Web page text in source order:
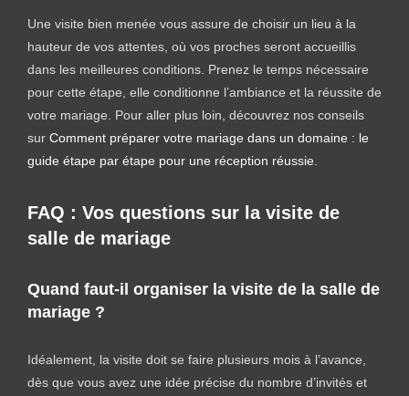
Une visite bien menée vous assure de choisir un lieu à la
hauteur de vos attentes, où vos proches seront accueillis
dans les meilleures conditions. Prenez le temps nécessaire
pour cette étape, elle conditionne l’ambiance et la réussite de
votre mariage. Pour aller plus loin, découvrez nos conseils
sur Comment préparer votre mariage dans un domaine : le
guide étape par étape pour une réception réussie
FAQ : Vos questions sur la visite de
salle de mariage
Quand faut-il organiser la visite de la salle de
mariage ?
Idéalement, la visite doit se faire plusieurs mois à l’avance,
dès que vous avez une idée précise du nombre d’invités et